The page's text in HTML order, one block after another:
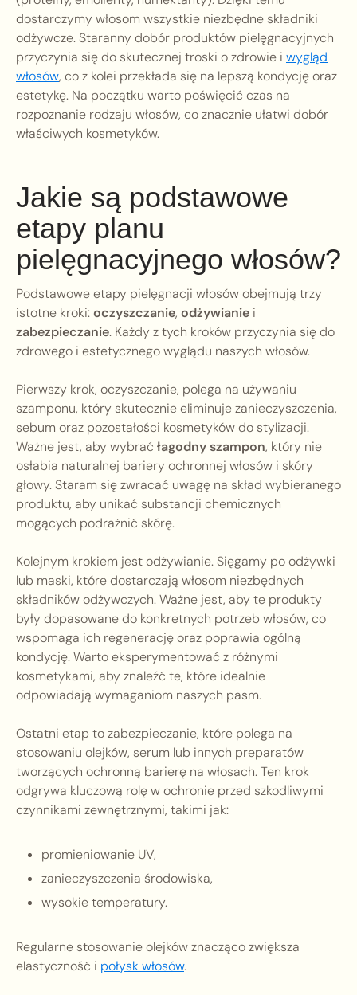
dostarczymy włosom wszystkie niezbędne składniki
odżywcze. Staranny dobór produktów pielęgnacyjnych
przyczynia się do skutecznej troski o zdrowie i wygląd
włosów, co z kolei przekłada się na lepszą kondycję oraz
estetykę. Na początku warto poświęcić czas na
rozpoznanie rodzaju włosów, co znacznie ułatwi dobór
właściwych kosmetyków.
Jakie są podstawowe
etapy planu
pielęgnacyjnego włosów?
Podstawowe etapy pielęgnacji włosów obejmują trzy
istotne kroki:oczyszczanie, odżywianie i
zabezpieczanie. Każdy z tych kroków przyczynia się do
zdrowego i estetycznego wyglądu naszych włosów.
Pierwszy krok, oczyszczanie, polega na używaniu
szamponu, który skutecznie eliminuje zanieczyszczenia,
sebum oraz pozostałości kosmetyków do stylizacji.
Ważne jest, aby wybrać łagodny szampon, który nie
osłabia naturalnej bariery ochronnej włosów i skóry
głowy. Staram się zwracać uwagę na skład wybieranego
produktu, aby unikać substancji chemicznych
mogących podrażnić skórę.
Kolejnym krokiem jest odżywianie. Sięgamy po odżywki
lub maski, które dostarczają włosom niezbędnych
składników odżywczych. Ważne jest, aby te produkty
były dopasowane do konkretnych potrzeb włosów, co
wspomaga ich regenerację oraz poprawia ogólną
kondycję. Warto eksperymentować z różnymi
kosmetykami, aby znaleźć te, które idealnie
odpowiadają wymaganiom naszych pasm.
Ostatni etap to zabezpieczanie, które polega na
stosowaniu olejków, serum lub innych preparatów
tworzących ochronną barierę na włosach. Ten krok
odgrywa kluczową rolę w ochronie przed szkodliwymi
czynnikami zewnętrznymi, takimi jak:
promieniowanie UV,
zanieczyszczenia środowiska,
wysokie temperatury.
Regularne stosowanie olejków znacząco zwiększa
elastyczność i połysk włosów.